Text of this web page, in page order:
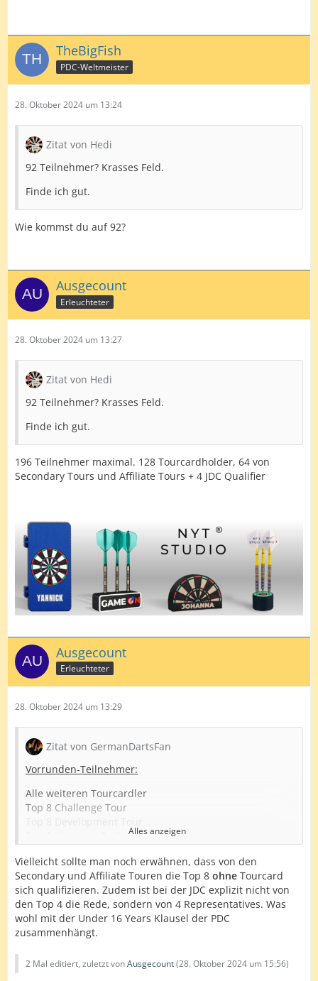
TheBigFish
PDC-Weltmeister
28. Oktober 2024 um 13:24
Zitat von Hedi
92 Teilnehmer? Krasses Feld.
Finde ich gut.
Wie kommst du auf 92?
Ausgecount
Erleuchteter
28. Oktober 2024 um 13:27
Zitat von Hedi
92 Teilnehmer? Krasses Feld.
Finde ich gut.
196 Teilnehmer maximal. 128 Tourcardholder, 64 von
Secondary Tours und Affiliate Tours + 4 JDC Qualifier
Ausgecount
Erleuchteter
28. Oktober 2024 um 13:29
Zitat von GermanDartsFan
Vorrunden-Teilnehmer:
Alle weiteren Tourcardler
Top 8 Challenge Tour
Top 8 Women's Series
Top 8 Asian Tour
Top 8 CDC-Tour
Top 8 DPA-Tour
Top 8 DPNZ-Tour
Top 4 JDC-Tour
Alles anzeigen
Vielleicht sollte man noch erwähnen, dass von den
Secondary und Affiliate Touren die Top 8 ohne Tourcard
sich qualifizieren. Zudem ist bei der JDC explizit nicht von
den Top 4 die Rede, sondern von 4 Representatives. Was
wohl mit der Under 16 Years Klausel der PDC
zusammenhängt.
2 Mal editiert, zuletzt vonAusgecount(28. Oktober 2024 um 15:56)